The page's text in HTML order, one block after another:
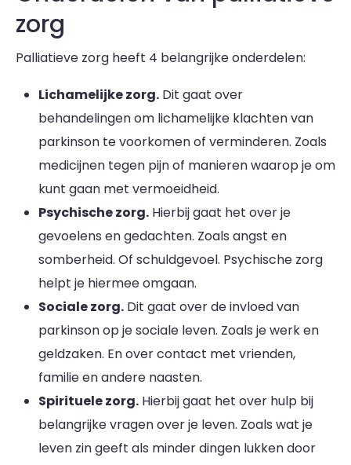
zorg
Palliatieve zorg heeft 4 belangrijke onderdelen:
Lichamelijke zorg. Dit gaat over
behandelingen om lichamelijke klachten van
parkinson te voorkomen of verminderen. Zoals
medicijnen tegen pijn of manieren waarop je om
kunt gaan met vermoeidheid.
Psychische zorg. Hierbij gaat het over je
gevoelens en gedachten. Zoals angst en
somberheid. Of schuldgevoel. Psychische zorg
helpt je hiermee omgaan.
Sociale zorg. Dit gaat over de invloed van
parkinson op je sociale leven. Zoals je werk en
geldzaken. En over contact met vrienden,
familie en andere naasten.
Spirituele zorg. Hierbij gaat het over hulp bij
belangrijke vragen over je leven. Zoals wat je
leven zin geeft als minder dingen lukken door